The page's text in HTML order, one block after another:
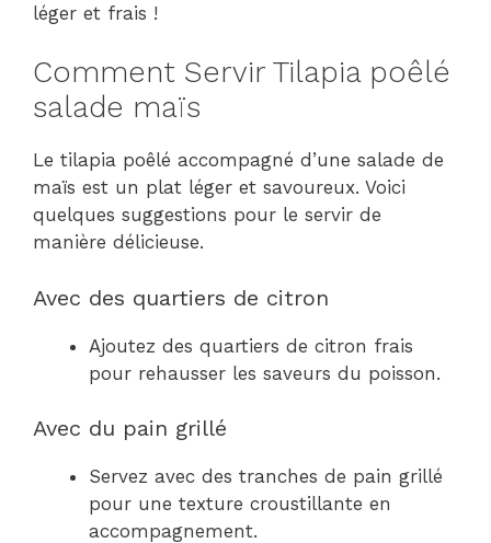
léger et frais !
Comment Servir Tilapia poêlé
salade maïs
Le tilapia poêlé accompagné d’une salade de
maïs est un plat léger et savoureux. Voici
quelques suggestions pour le servir de
manière délicieuse.
Avec des quartiers de citron
Ajoutez des quartiers de citron frais
pour rehausser les saveurs du poisson.
Avec du pain grillé
Servez avec des tranches de pain grillé
pour une texture croustillante en
accompagnement.